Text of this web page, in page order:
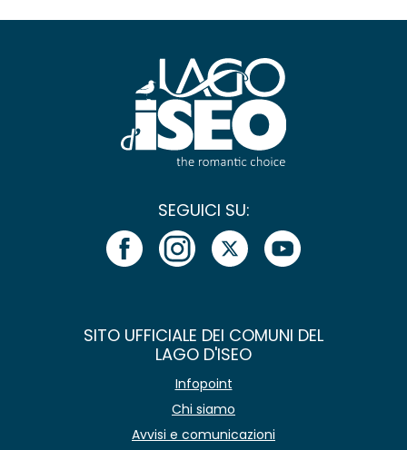
SEGUICI SU:
SITO UFFICIALE DEI COMUNI DEL
LAGO D'ISEO
Infopoint
Chi siamo
Avvisi e comunicazioni